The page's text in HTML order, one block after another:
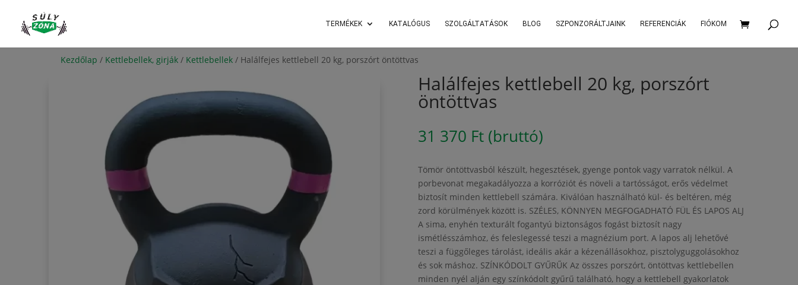
TERMÉKEK KATALÓGUS SZOLGÁLTATÁSOK BLOG SZPONZORÁLTJAINK REFERENCIÁK FIÓKOM
Kezdőlap / Kettlebellek, girják / Kettlebellek / Halálfejes kettlebell 20 kg, porszórt öntöttvas
Halálfejes kettlebell 20 kg, porszórt
öntöttvas
31 370 Ft (bruttó)
Tömör öntöttvasból készült, hegesztések, gyenge pontok vagy varratok nélkül. A
porbevonat megakadályozza a korróziót és növeli a tartósságot, erős védelmet
biztosít minden kettlebell számára. Kiválóan használható kül- és beltéren, még
zord körülmények között is. SZÉLES, KÖNNYEN MEGFOGADHATÓ FÜL ÉS LAPOS ALJ
A sima, enyhén texturált fogantyú biztonságos fogást biztosít nagy
ismétlésszámhoz, és feleslegessé teszi a magnézium port. A lapos alj lehetővé
teszi a függőleges tárolást, ideális akár a kézenállásokhoz, pisztolyguggolásokhoz
és sok máshoz. SZÍNKÓDOLT GYŰRŰK Az összes porszórt, öntöttvas kettlebellen
minden nyél alján egy színkódolt gyűrű található, hogy a kettlebell gyakorlatok